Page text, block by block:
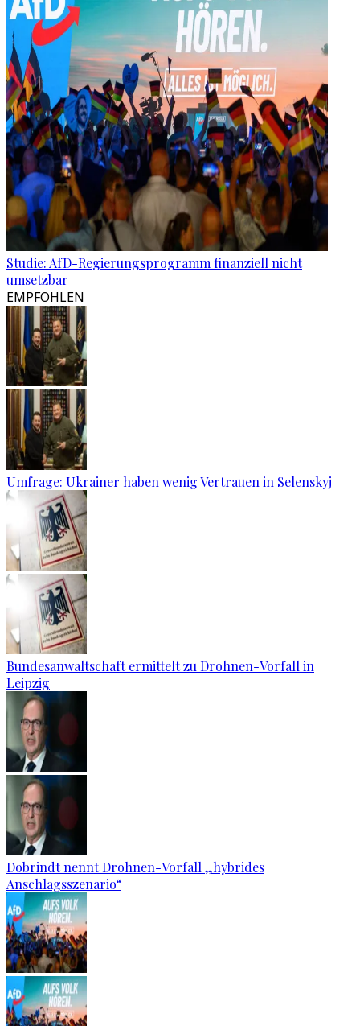
Studie: AfD-Regierungsprogramm finanziell nicht
umsetzbar
EMPFOHLEN
Umfrage: Ukrainer haben wenig Vertrauen in Selenskyj
Bundesanwaltschaft ermittelt zu Drohnen-Vorfall in
Leipzig
Dobrindt nennt Drohnen-Vorfall „hybrides
Anschlagsszenario“